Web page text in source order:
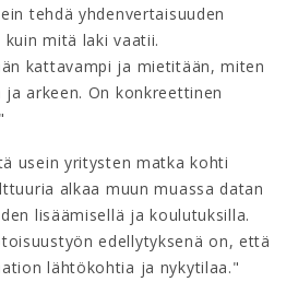
tehdä yhdenvertaisuuden
mitä laki vaatii.
kattavampi ja mietitään, miten
arkeen. On konkreettinen
usein yritysten matka kohti
alkaa muun muassa datan
lisäämisellä ja koulutuksilla.
edellytyksenä on, että
lähtökohtia ja nykytilaa."